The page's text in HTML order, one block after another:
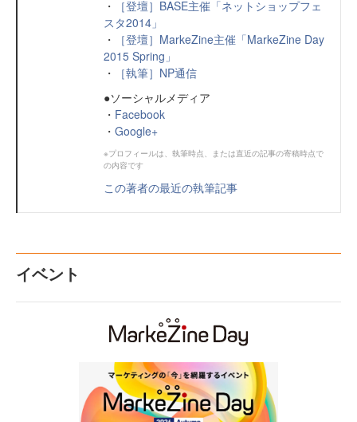
・
［登壇］BASE主催「ネットショップフェ
スタ2014」
・
［登壇］MarkeZine主催「MarkeZine Day
2015 Spring」
・
［執筆］NP通信
●ソーシャルメディア
・ Facebook
・ Google+
※プロフィールは、執筆時点、または直近の記事の寄稿時点で
の内容です
この著者の最近の執筆記事
イベント